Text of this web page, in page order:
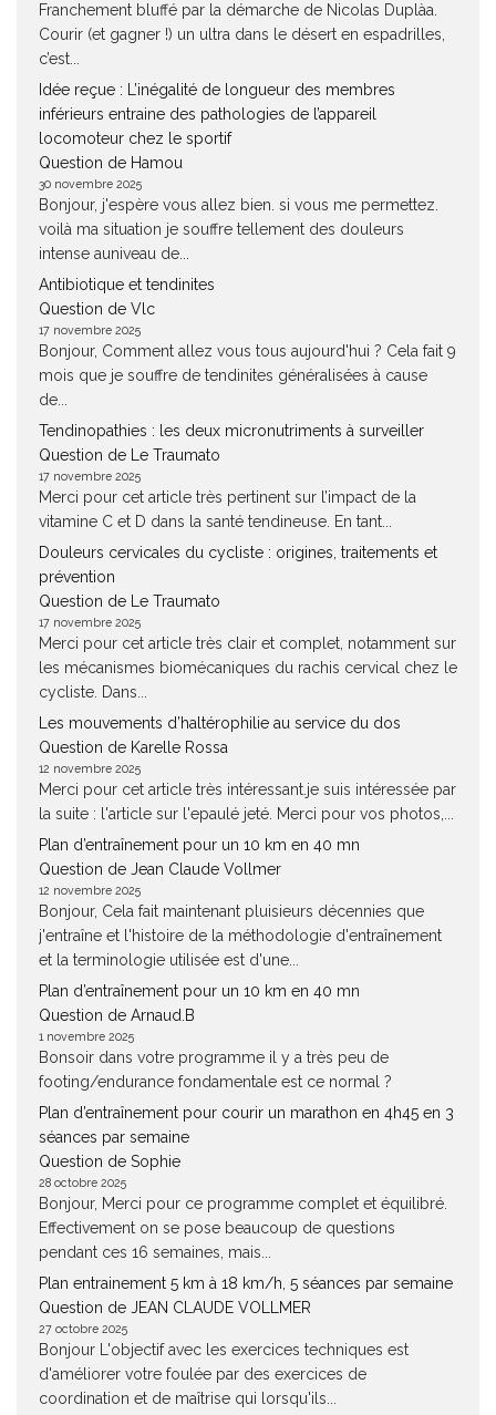
Franchement bluffé par la démarche de Nicolas Duplàa.
Courir (et gagner !) un ultra dans le désert en espadrilles,
c’est...
Idée reçue : L’inégalité de longueur des membres
inférieurs entraine des pathologies de l’appareil
locomoteur chez le sportif
Question de Hamou
30 novembre 2025
Bonjour, j'espère vous allez bien. si vous me permettez.
voilà ma situation je souffre tellement des douleurs
intense auniveau de...
Antibiotique et tendinites
Question de Vlc
17 novembre 2025
Bonjour, Comment allez vous tous aujourd'hui ? Cela fait 9
mois que je souffre de tendinites généralisées à cause
de...
Tendinopathies : les deux micronutriments à surveiller
Question de Le Traumato
17 novembre 2025
Merci pour cet article très pertinent sur l’impact de la
vitamine C et D dans la santé tendineuse. En tant...
Douleurs cervicales du cycliste : origines, traitements et
prévention
Question de Le Traumato
17 novembre 2025
Merci pour cet article très clair et complet, notamment sur
les mécanismes biomécaniques du rachis cervical chez le
cycliste. Dans...
Les mouvements d’haltérophilie au service du dos
Question de Karelle Rossa
12 novembre 2025
Merci pour cet article très intéressant.je suis intéressée par
la suite : l'article sur l'epaulé jeté. Merci pour vos photos,...
Plan d’entraînement pour un 10 km en 40 mn
Question de Jean Claude Vollmer
12 novembre 2025
Bonjour, Cela fait maintenant pluisieurs décennies que
j'entraîne et l'histoire de la méthodologie d'entraînement
et la terminologie utilisée est d'une...
Plan d’entraînement pour un 10 km en 40 mn
Question de Arnaud.B
1 novembre 2025
Bonsoir dans votre programme il y a très peu de
footing/endurance fondamentale est ce normal ?
Plan d’entraînement pour courir un marathon en 4h45 en 3
séances par semaine
Question de Sophie
28 octobre 2025
Bonjour, Merci pour ce programme complet et équilibré.
Effectivement on se pose beaucoup de questions
pendant ces 16 semaines, mais...
Plan entrainement 5 km à 18 km/h, 5 séances par semaine
Question de JEAN CLAUDE VOLLMER
27 octobre 2025
Bonjour L'objectif avec les exercices techniques est
d'améliorer votre foulée par des exercices de
coordination et de maîtrise qui lorsqu'ils...